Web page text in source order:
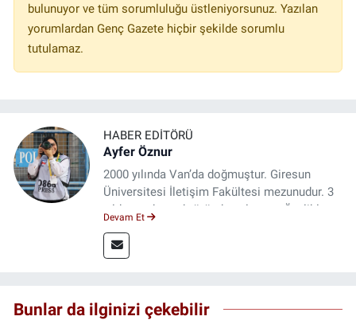
bulunuyor ve tüm sorumluluğu üstleniyorsunuz. Yazılan
yorumlardan Genç Gazete hiçbir şekilde sorumlu
tutulamaz.
HABER EDITÖRÜ
Ayfer Öznur
2000 yılında Van’da doğmuştur. Giresun
Üniversitesi İletişim Fakültesi mezunudur. 3
yıldır medya sektöründe çalışıyor. Özelikle
Devam Et
Bunlar da ilginizi çekebilir